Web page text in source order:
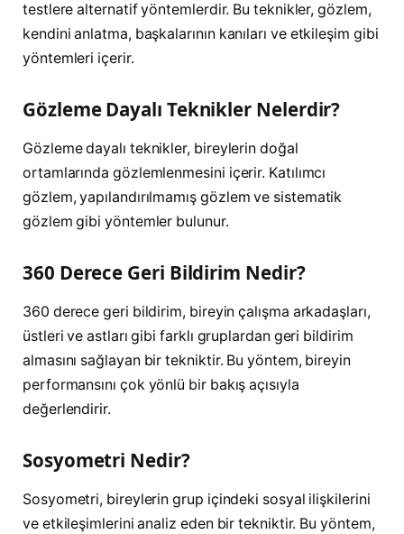
testlere alternatif yöntemlerdir. Bu teknikler, gözlem,
kendini anlatma, başkalarının kanıları ve etkileşim gibi
yöntemleri içerir.
Gözleme Dayalı Teknikler Nelerdir?
Gözleme dayalı teknikler, bireylerin doğal
ortamlarında gözlemlenmesini içerir. Katılımcı
gözlem, yapılandırılmamış gözlem ve sistematik
gözlem gibi yöntemler bulunur.
360 Derece Geri Bildirim Nedir?
360 derece geri bildirim, bireyin çalışma arkadaşları,
üstleri ve astları gibi farklı gruplardan geri bildirim
almasını sağlayan bir tekniktir. Bu yöntem, bireyin
performansını çok yönlü bir bakış açısıyla
değerlendirir.
Sosyometri Nedir?
Sosyometri, bireylerin grup içindeki sosyal ilişkilerini
ve etkileşimlerini analiz eden bir tekniktir. Bu yöntem,